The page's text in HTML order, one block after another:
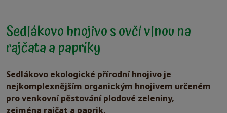
Sedlákovo hnojivo s ovčí vlnou na
rajčata a papriky
Sedlákovo ekologické přírodní hnojivo je
nejkomplexnějším organickým hnojivem určeném
pro venkovní pěstování plodové zeleniny,